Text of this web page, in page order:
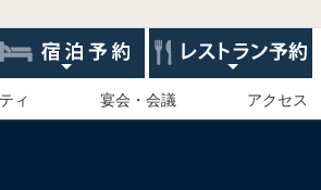
ィ 宴会・会議 アクセス